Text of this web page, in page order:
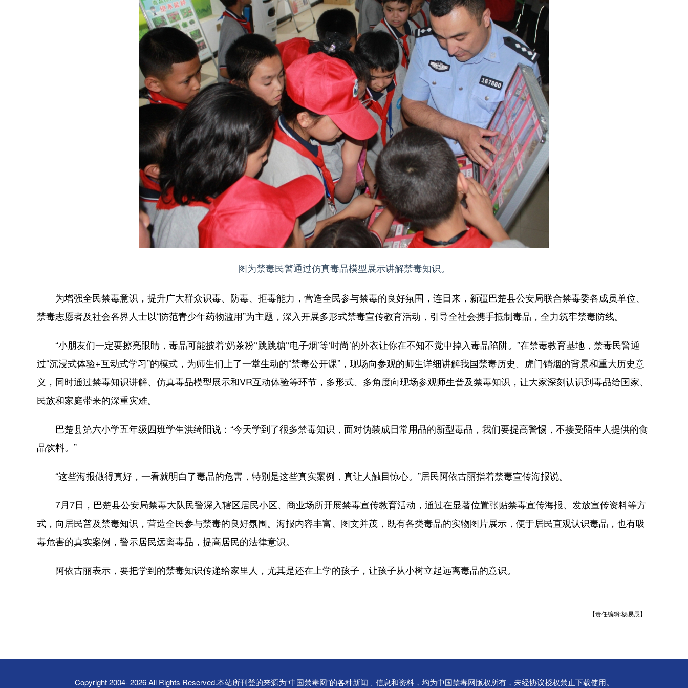
图为禁毒民警通过仿真毒品模型展示讲解禁毒知识。
为增强全民禁毒意识，提升广大群众识毒、防毒、拒毒能力，营造全民参与禁毒的良好氛围，连日来，新疆巴楚县公安局联合禁毒委各成员单位、
禁毒志愿者及社会各界人士以“防范青少年药物滥用”为主题，深入开展多形式禁毒宣传教育活动，引导全社会携手抵制毒品，全力筑牢禁毒防线。
“小朋友们一定要擦亮眼睛，毒品可能披着‘奶茶粉’‘跳跳糖’‘电子烟’等‘时尚’的外衣让你在不知不觉中掉入毒品陷阱。”在禁毒教育基地，禁毒民警通
过“沉浸式体验+互动式学习”的模式，为师生们上了一堂生动的“禁毒公开课”，现场向参观的师生详细讲解我国禁毒历史、虎门销烟的背景和重大历史意
义，同时通过禁毒知识讲解、仿真毒品模型展示和VR互动体验等环节，多形式、多角度向现场参观师生普及禁毒知识，让大家深刻认识到毒品给国家、
民族和家庭带来的深重灾难。
巴楚县第六小学五年级四班学生洪绮阳说：“今天学到了很多禁毒知识，面对伪装成日常用品的新型毒品，我们要提高警惕，不接受陌生人提供的食
品饮料。”
“这些海报做得真好，一看就明白了毒品的危害，特别是这些真实案例，真让人触目惊心。”居民阿依古丽指着禁毒宣传海报说。
7月7日，巴楚县公安局禁毒大队民警深入辖区居民小区、商业场所开展禁毒宣传教育活动，通过在显著位置张贴禁毒宣传海报、发放宣传资料等方
式，向居民普及禁毒知识，营造全民参与禁毒的良好氛围。海报内容丰富、图文并茂，既有各类毒品的实物图片展示，便于居民直观认识毒品，也有吸
毒危害的真实案例，警示居民远离毒品，提高居民的法律意识。
阿依古丽表示，要把学到的禁毒知识传递给家里人，尤其是还在上学的孩子，让孩子从小树立起远离毒品的意识。
【责任编辑:杨易辰】
Copyright 2004-2026 All Rights Reserved.本站所刊登的来源为“中国禁毒网”的各种新闻﹑信息和资料，均为中国禁毒网版权所有，未经协议授权禁止下载使用。